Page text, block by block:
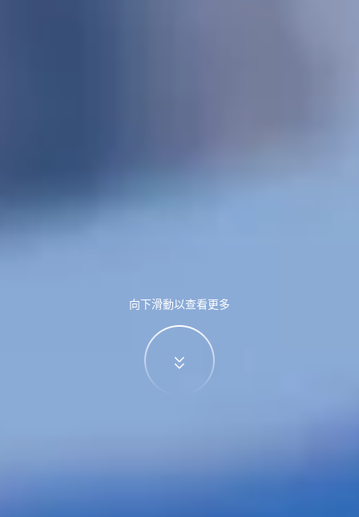
向下滑動以查看更多